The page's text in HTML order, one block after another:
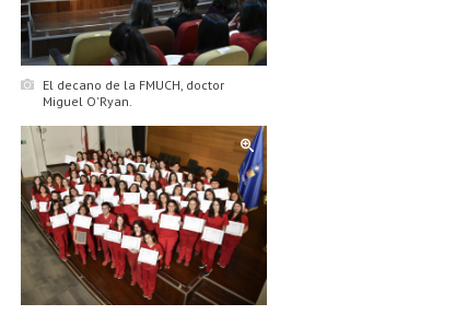
El decano de la FMUCH, doctor
Miguel O'Ryan.